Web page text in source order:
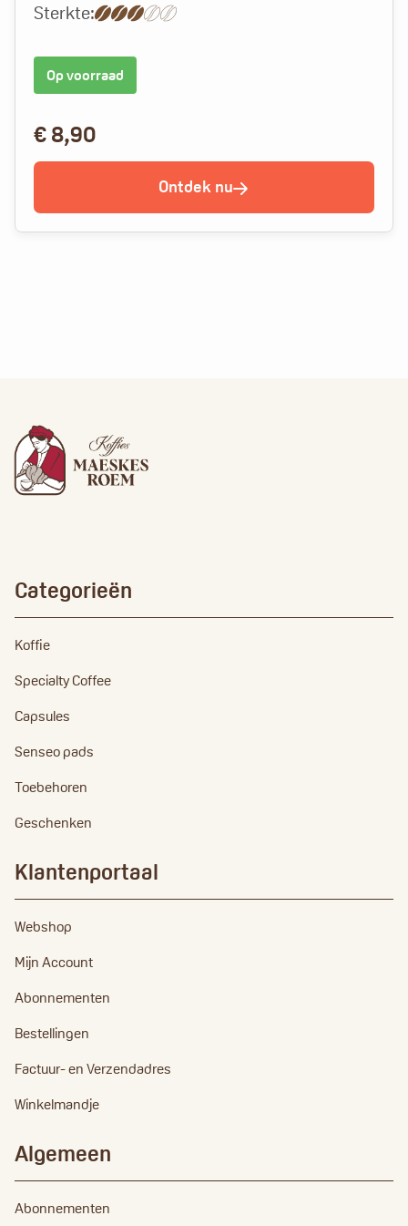
Sterkte:
Op voorraad
€8,90
Ontdek nu
Categorieën
Koffie
Specialty Coffee
Capsules
Senseo pads
Toebehoren
Geschenken
Klantenportaal
Webshop
Mijn Account
Abonnementen
Bestellingen
Factuur- en Verzendadres
Winkelmandje
Algemeen
Abonnementen